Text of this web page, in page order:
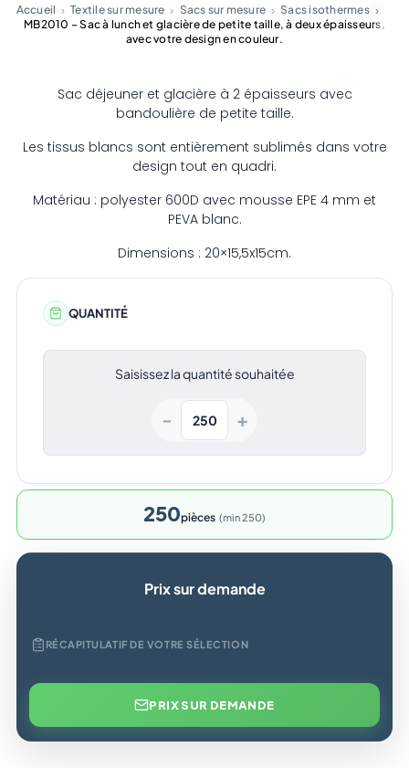
Accueil Textile sur mesure Sacs sur mesure
Sacs isothermes
MB2010 – Sac à lunch et glacière de petite taille, à deux épaisseurs,
avec votre design en couleur.
Sac déjeuner et glacière à 2 épaisseurs avec
bandoulière de petite taille.
Les tissus blancs sont entièrement sublimés dans votre
design tout en quadri.
Matériau : polyester 600D avec mousse EPE 4 mm et
PEVA blanc.
Dimensions : 20×15,5x15cm.
QUANTITÉ
Saisissez la quantité souhaitée
− +
250pièces min 250
Prix sur demande
RÉCAPITULATIF DE VOTRE SÉLECTION
PRIX SUR DEMANDE